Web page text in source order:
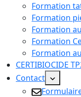
Formation
Formation
Formation
Formation
Formation
CERTIBIOCIDE
Contact